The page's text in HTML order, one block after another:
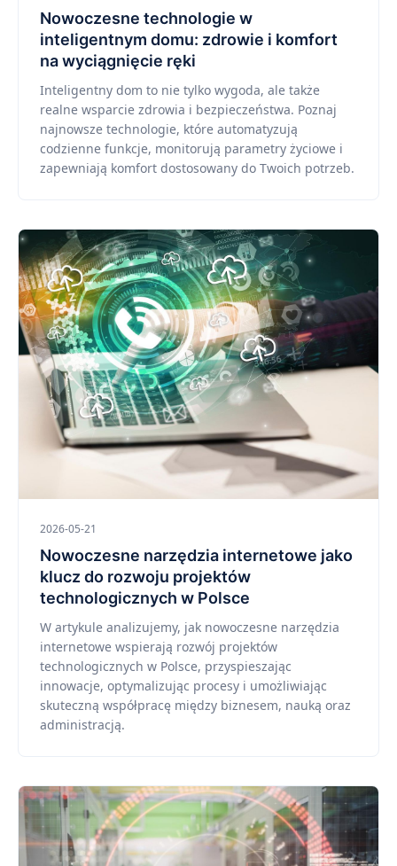
Nowoczesne technologie w
inteligentnym domu: zdrowie i komfort
na wyciągnięcie ręki
Inteligentny dom to nie tylko wygoda, ale także
realne wsparcie zdrowia i bezpieczeństwa. Poznaj
najnowsze technologie, które automatyzują
codzienne funkcje, monitorują parametry życiowe i
zapewniają komfort dostosowany do Twoich potrzeb.
2026-05-21
Nowoczesne narzędzia internetowe jako
klucz do rozwoju projektów
technologicznych w Polsce
W artykule analizujemy, jak nowoczesne narzędzia
internetowe wspierają rozwój projektów
technologicznych w Polsce, przyspieszając
innowacje, optymalizując procesy i umożliwiając
skuteczną współpracę między biznesem, nauką oraz
administracją.